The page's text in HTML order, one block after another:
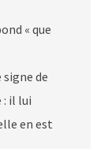
« que
de
: il lui
en est